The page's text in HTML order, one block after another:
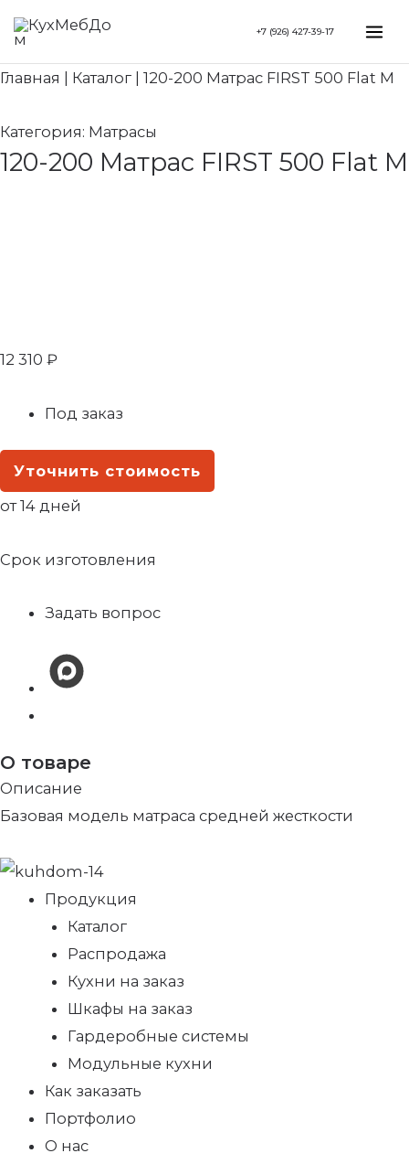
Перейти
содержимому
+7 (926) 427-39-17
Главная Каталог 120-200 Матрас FIRST 500 Flat M
Категория: Матрасы
120-200 Матрас FIRST 500 Flat M
12 310 ₽
Под заказ
Уточнить стоимость
от 14 дней
Срок изготовления
Задать вопрос
О товаре
Описание
Базовая модель матраса средней жесткости
Продукция
Каталог
Распродажа
Кухни на заказ
Шкафы на заказ
Гардеробные системы
Модульные кухни
Как заказать
Портфолио
О нас
Search...